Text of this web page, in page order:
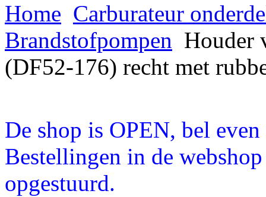
Home Carburateur
Brandstofpompen Houder
(DF52-176) recht met
De shop is OPEN, bel
Bestellingen in de
opgestuurd.